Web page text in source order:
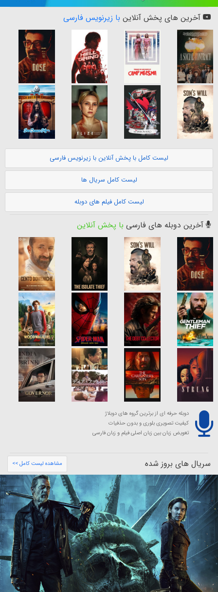
آخرین های پخش آنلاین با زیرنویس فارسی
لیست کامل با پخش آنلاین با زیرنویس فارسی
لیست کامل سریال ها
لیست کامل فیلم های دوبله
آخرین دوبله های فارسی با پخش آنلاین
دوبله حرفه ای از برترین گروه های دوبلاژ
کیفیت تصویری بلوری و بدون حذفیات
تعویض زبان بین زبان اصلی فیلم و زبان فارسی
سریال های بروز شده مشاهده لیست کامل >>